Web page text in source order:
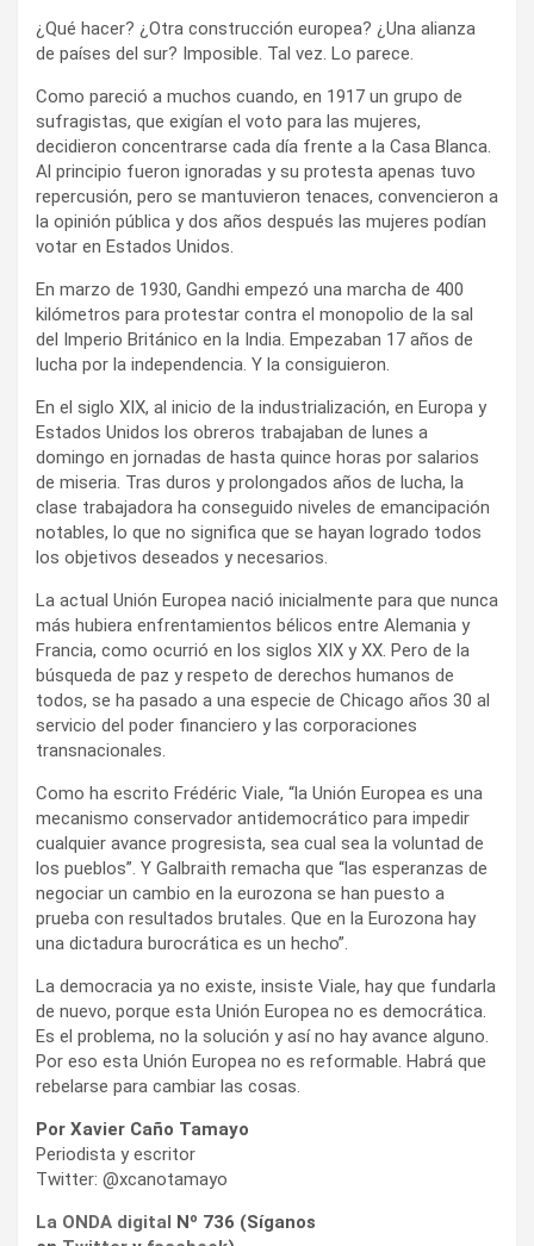
¿Qué hacer? ¿Otra construcción europea? ¿Una alianza
de países del sur? Imposible. Tal vez. Lo parece.
Como pareció a muchos cuando, en 1917 un grupo de
sufragistas, que exigían el voto para las mujeres,
decidieron concentrarse cada día frente a la Casa Blanca.
Al principio fueron ignoradas y su protesta apenas tuvo
repercusión, pero se mantuvieron tenaces, convencieron a
la opinión pública y dos años después las mujeres podían
votar en Estados Unidos.
En marzo de 1930, Gandhi empezó una marcha de 400
kilómetros para protestar contra el monopolio de la sal
del Imperio Británico en la India. Empezaban 17 años de
lucha por la independencia. Y la consiguieron.
En el siglo XIX, al inicio de la industrialización, en Europa y
Estados Unidos los obreros trabajaban de lunes a
domingo en jornadas de hasta quince horas por salarios
de miseria. Tras duros y prolongados años de lucha, la
clase trabajadora ha conseguido niveles de emancipación
notables, lo que no significa que se hayan logrado todos
los objetivos deseados y necesarios.
La actual Unión Europea nació inicialmente para que nunca
más hubiera enfrentamientos bélicos entre Alemania y
Francia, como ocurrió en los siglos XIX y XX. Pero de la
búsqueda de paz y respeto de derechos humanos de
todos, se ha pasado a una especie de Chicago años 30 al
servicio del poder financiero y las corporaciones
transnacionales.
Como ha escrito Frédéric Viale, “la Unión Europea es una
mecanismo conservador antidemocrático para impedir
cualquier avance progresista, sea cual sea la voluntad de
los pueblos”. Y Galbraith remacha que “las esperanzas de
negociar un cambio en la eurozona se han puesto a
prueba con resultados brutales. Que en la Eurozona hay
una dictadura burocrática es un hecho”.
La democracia ya no existe, insiste Viale, hay que fundarla
de nuevo, porque esta Unión Europea no es democrática.
Es el problema, no la solución y así no hay avance alguno.
Por eso esta Unión Europea no es reformable. Habrá que
rebelarse para cambiar las cosas.
Por Xavier Caño Tamayo
Periodista y escritor
Twitter: @xcanotamayo
La ONDA digital Nº 736 (Síganos